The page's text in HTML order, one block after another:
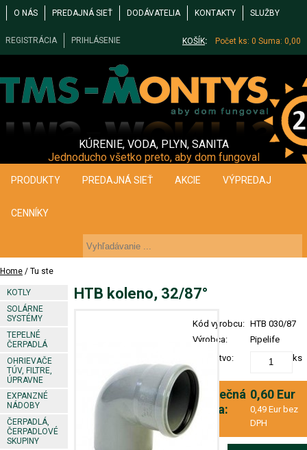
O NÁS PREDAJNÁ SIEŤ DODÁVATELIA KONTAKTY SLUŽBY
REGISTRÁCIA PRIHLÁSENIE KOŠÍK: Počet ks: 0 Suma: 0,00
KÚRENIE, VODA, PLYN, SANITA
Jednoducho všetko preto, aby dom fungoval
PRODUKTY PREDAJNÁ SIEŤ AKCIE VÝPREDAJ
CENNÍKY
Home / Tu ste
KOTLY
SOLÁRNE
SYSTÉMY
TEPELNÉ
ČERPADLÁ
OHRIEVAČE
TÚV, FILTRE,
ÚPRAVNE
EXPANZNÉ
NÁDOBY
ČERPADLÁ,
ČERPADLOVÉ
SKUPINY
HTB koleno, 32/87°
Kód výrobcu: HTB 030/87
Výrobca:
Pipelife
Množstvo:
ks
Konečná
cena:
0,60 Eur
0,49 Eur bez
DPH